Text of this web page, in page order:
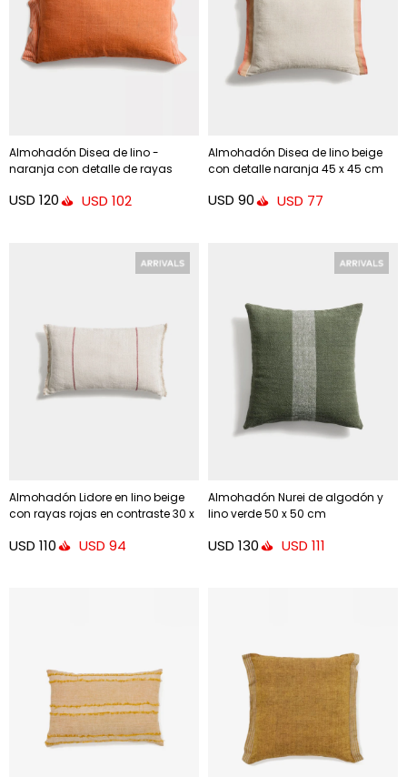
Almohadón Disea de lino -
naranja con detalle de rayas
USD 120 USD 102
Almohadón Disea de lino beige
con detalle naranja 45 x 45 cm
USD 90 USD 77
Almohadón Lidore en lino beige
con rayas rojas en contraste 30 x
USD 110 USD 94
Almohadón Nurei de algodón y
lino verde 50 x 50 cm
USD 130 USD 111